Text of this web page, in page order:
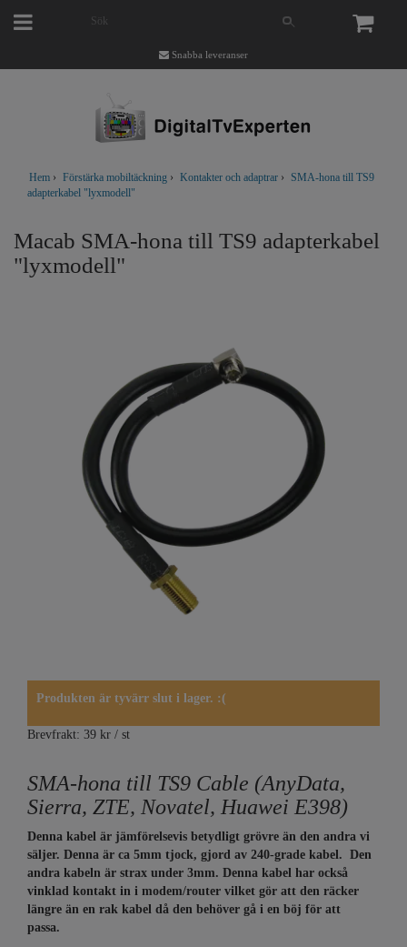
Snabba leveranser
Hem › Förstärka mobiltäckning › Kontakter och adaptrar ›
SMA-hona till TS9
adapterkabel "lyxmodell"
Macab SMA-hona till TS9 adapterkabel
"lyxmodell"
Produkten är tyvärr slut i lager. :(
Brevfrakt: 39 kr / st
SMA-hona till TS9 Cable (AnyData,
Sierra, ZTE, Novatel, Huawei E398)
Denna kabel är jämförelsevis betydligt grövre än den andra vi
säljer. Denna är ca 5mm tjock, gjord av 240-grade kabel. Den
andra kabeln är strax under 3mm. Denna kabel har också
vinklad kontakt in i modem/router vilket gör att den räcker
längre än en rak kabel då den behöver gå i en böj för att
passa.